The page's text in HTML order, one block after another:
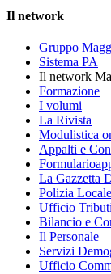
Il network
Gruppo
Sistema PA
Il network
Formazione
I volumi
La Rivista
Modulistica
Appalti e
La Gazzetta
Polizia Locale
Ufficio Tributi
Bilancio e
Il Personale
Servizi
Ufficio